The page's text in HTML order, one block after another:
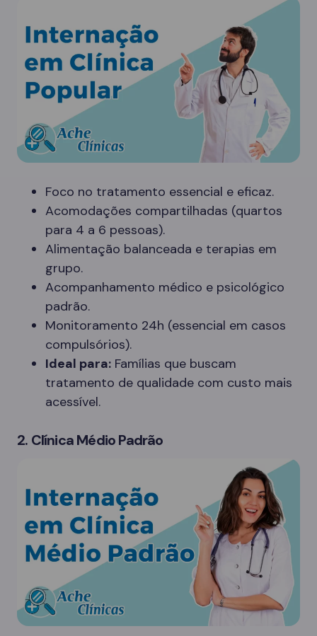
Foco no tratamento essencial e eficaz.
Acomodações compartilhadas (quartos
para 4 a 6 pessoas).
Alimentação balanceada e terapias em
grupo.
Acompanhamento médico e psicológico
padrão.
Monitoramento 24h (essencial em casos
compulsórios).
Ideal para: Famílias que buscam
tratamento de qualidade com custo mais
acessível.
2. Clínica Médio Padrão